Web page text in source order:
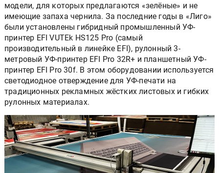
модели, для которых предлагаются «зелёные» и не
имеющие запаха чернила. За последние годы в «Лиго»
были установлены гибридный промышленный УФ-
принтер EFI VUTEk HS125 Pro (самый
производительный в линейке EFI), рулонный 3-
метровый УФ-принтер EFI Pro 32R+ и планшетный УФ-
принтер EFI Pro 30f. В этом оборудовании используется
светодиодное отверждение для УФ-печати на
традиционных рекламных жёстких листовых и гибких
рулонных материалах.